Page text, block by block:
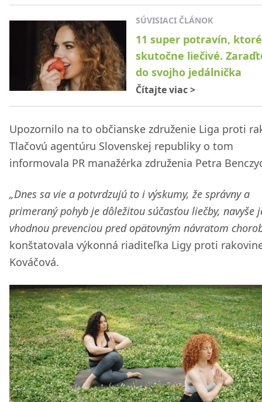
SÚVISIACI ČLÁNOK
11 super potravín,
skutočne liečivé.
do svojho jedálnička
Čítajte viac>
Upozornilo na to občianske združenie Liga proti
Tlačovú agentúru Slovenskej republiky o tom
informovala PR manažérka združenia Petra
„Dnes sa vie a potvrdzujú to i výskumy, že správny a
primeraný pohyb je dôležitou súčasťou liečby, navyše
vhodnou prevenciou pred opätovným návratom
konštatovala výkonná riaditeľka Ligy proti
Kováčová.